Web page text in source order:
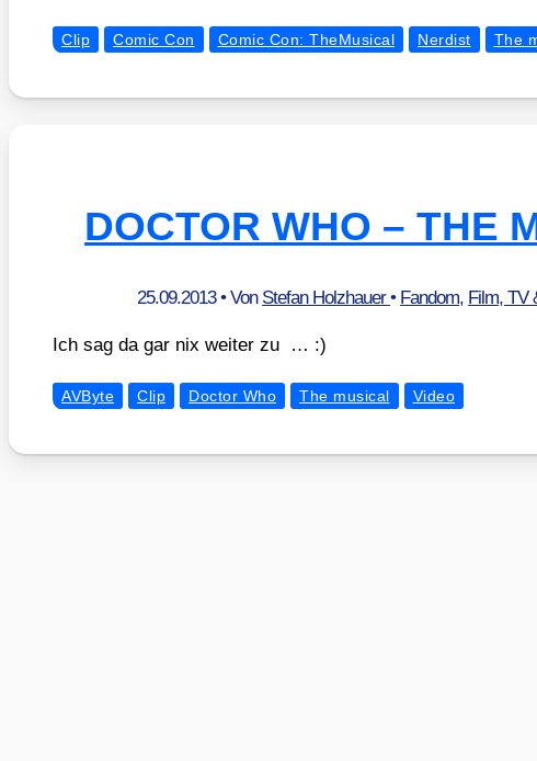
Clip Comic Con Comic Con: TheMusical Nerdist The
DOCTOR WHO – THE
25.09.2013• Von Stefan Holzhauer• Fandom, Film, TV
Ich sag da gar nix wei­ter zu … :)
AVByte Clip Doctor Who The musical Video